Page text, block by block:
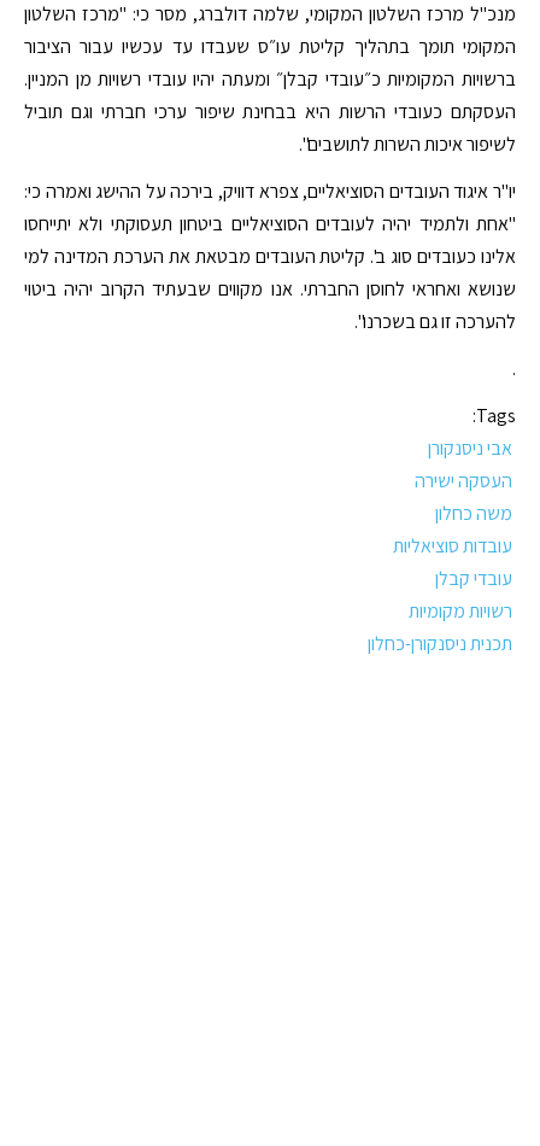
מנכ"ל מרכז השלטון המקומי, שלמה דולברג, מסר כי: "מרכז השלטון
המקומי תומך בתהליך קליטת עו״ס שעבדו עד עכשיו עבור הציבור
ברשויות המקומיות כ״עובדי קבלן״ ומעתה יהיו עובדי רשויות מן המניין.
העסקתם כעובדי הרשות היא בבחינת שיפור ערכי חברתי וגם תוביל
לשיפור איכות השרות לתושבים".
יו"ר איגוד העובדים הסוציאליים, צפרא דוויק, בירכה על ההישג ואמרה כי:
"אחת ולתמיד יהיה לעובדים הסוציאליים ביטחון תעסוקתי ולא יתייחסו
אלינו כעובדים סוג ב'. קליטת העובדים מבטאת את הערכת המדינה למי
שנושא ואחראי לחוסן החברתי. אנו מקווים שבעתיד הקרוב יהיה ביטוי
להערכה זו גם בשכרנו".
.
Tags:
אבי ניסנקורן
העסקה ישירה
משה כחלון
עובדות סוציאליות
עובדי קבלן
רשויות מקומיות
תכנית ניסנקורן-כחלון